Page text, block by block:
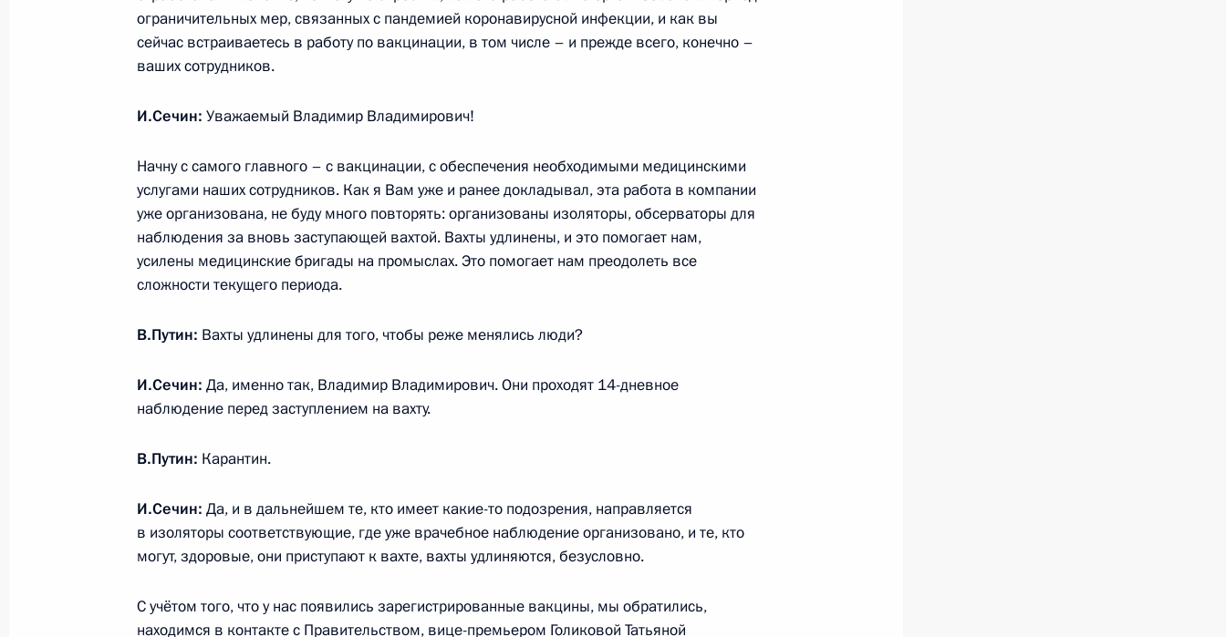
19 февраля 2021 года, пятница
Встреча с директором Федеральной службы по финансовому
19 февраля 2021 года, 13:10 Москва, Кремль
18 февраля 2021 года, четверг
Совещание с постоянными членами Совета Безопасности
18 февраля 2021 года, 13:40 Московская область, Ново-Огарёво
Встреча с руководителями фракций Государственной Думы
16 февраля 2021 года, вторник
Рабочая встреча с врио губернатора Хабаровского края
16 февраля 2021 года, 13:50 Москва, Кремль
ограничительных мер, связанных с пандемией коронавирусной инфекции, и как вы
сейчас встраиваетесь в работу по вакцинации, в том числе – и прежде всего, конечно –
ваших сотрудников.
И.Сечин: Уважаемый Владимир Владимирович!
Начну с самого главного – с вакцинации, с обеспечения необходимыми медицинскими
услугами наших сотрудников. Как я Вам уже и ранее докладывал, эта работа в компании
уже организована, не буду много повторять: организованы изоляторы, обсерваторы для
наблюдения за вновь заступающей вахтой. Вахты удлинены, и это помогает нам,
усилены медицинские бригады на промыслах. Это помогает нам преодолеть все
сложности текущего периода.
В.Путин: Вахты удлинены для того, чтобы реже менялись люди?
И.Сечин: Да, именно так, Владимир Владимирович. Они проходят 14-дневное
наблюдение перед заступлением на вахту.
В.Путин: Карантин.
И.Сечин: Да, и в дальнейшем те, кто имеет какие-то подозрения, направляется
в изоляторы соответствующие, где уже врачебное наблюдение организовано, и те, кто
могут, здоровые, они приступают к вахте, вахты удлиняются, безусловно.
С учётом того, что у нас появились зарегистрированные вакцины, мы обратились,
находимся в контакте с Правительством, вице-премьером Голиковой Татьяной